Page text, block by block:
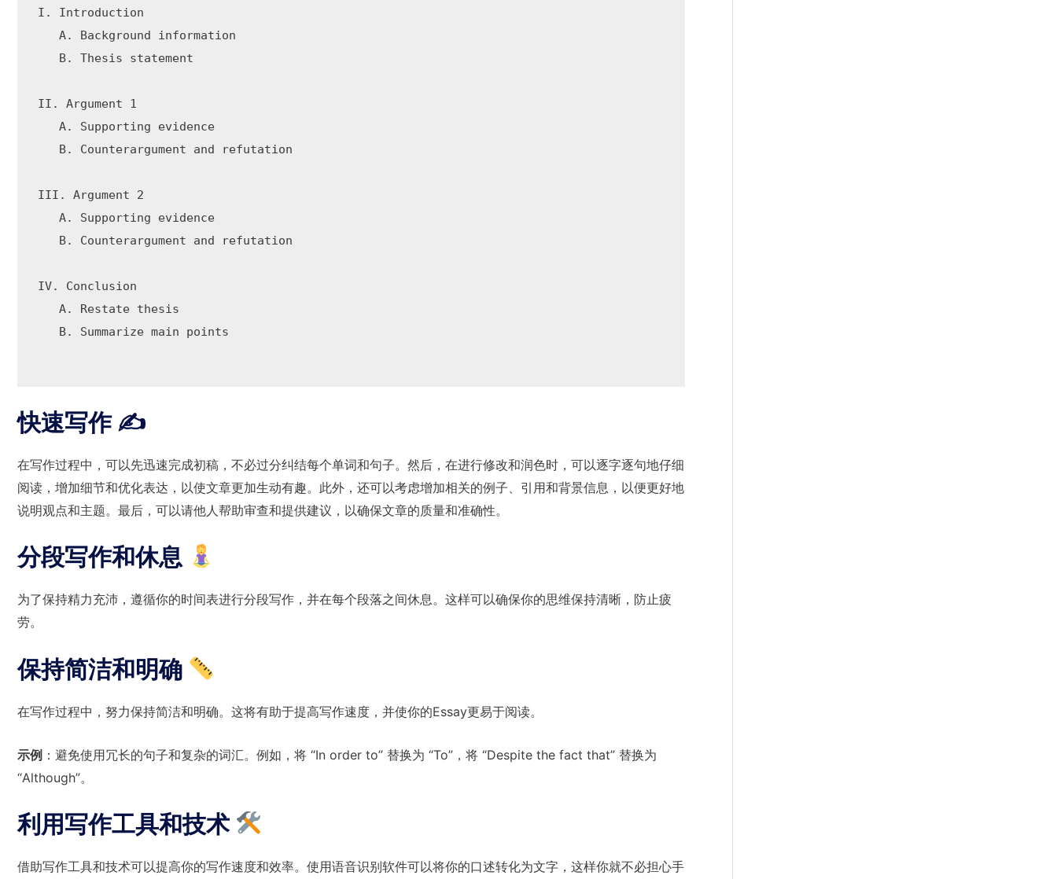
I. Introduction
   A. Background information
   B. Thesis statement
II. Argument 1
   A. Supporting evidence
   B. Counterargument and refutation
III. Argument 2
   A. Supporting evidence
   B. Counterargument and refutation
IV. Conclusion
   A. Restate thesis
   B. Summarize main points
快速写作 ✍️
在写作过程中，可以先迅速完成初稿，不必过分纠结每个单词和句子。然后，在进行修改和润色时，可以逐字逐句地仔细
阅读，增加细节和优化表达，以使文章更加生动有趣。此外，还可以考虑增加相关的例子、引用和背景信息，以便更好地
说明观点和主题。最后，可以请他人帮助审查和提供建议，以确保文章的质量和准确性。
分段写作和休息
为了保持精力充沛，遵循你的时间表进行分段写作，并在每个段落之间休息。这样可以确保你的思维保持清晰，防止疲
劳。
保持简洁和明确
在写作过程中，努力保持简洁和明确。这将有助于提高写作速度，并使你的Essay更易于阅读。
示例 ：避免使用冗长的句子和复杂的词汇。例如，将 “In order to” 替换为 “To”，将 “Despite the fact that” 替换为
“Although”。
利用写作工具和技术
借助写作工具和技术可以提高你的写作速度和效率。使用语音识别软件可以将你的口述转化为文字，这样你就不必担心手